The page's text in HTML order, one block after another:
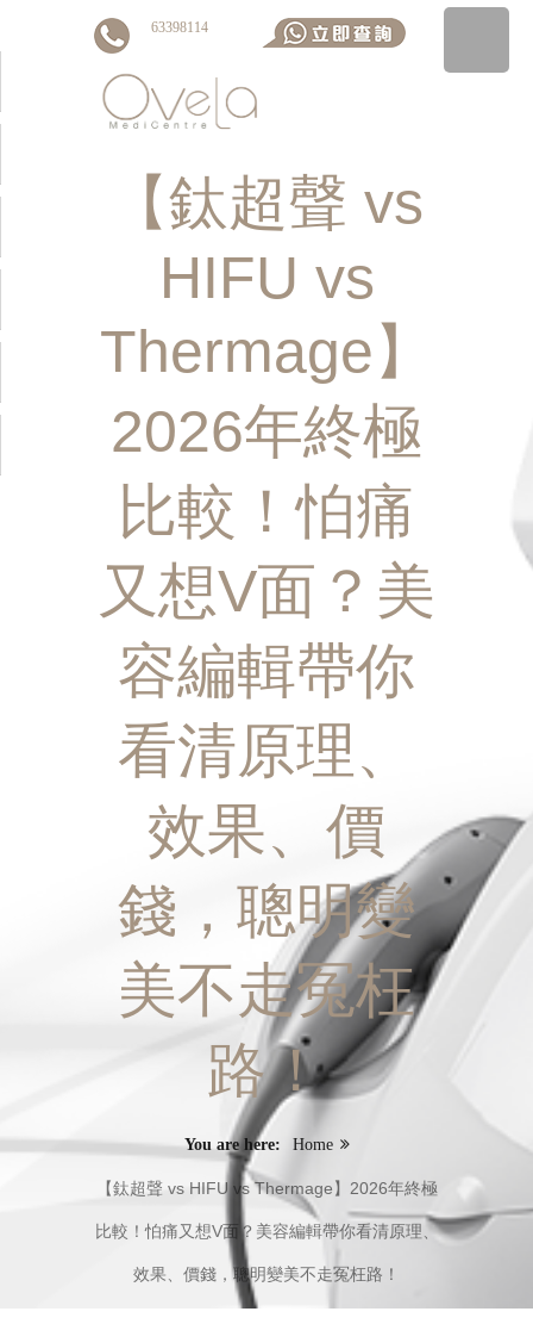
63398114
【鈦超聲 vs
HIFU vs
Thermage】
2026年終極
比較！怕痛
又想V面？美
容編輯帶你
看清原理、
效果、價
錢，聰明變
美不走冤枉
路！
You are here: Home
【鈦超聲 vs HIFU vs Thermage】2026年終極
比較！怕痛又想V面？美容編輯帶你看清原理、
效果、價錢，聰明變美不走冤枉路！